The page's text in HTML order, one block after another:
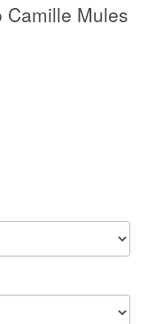
Camille Mules